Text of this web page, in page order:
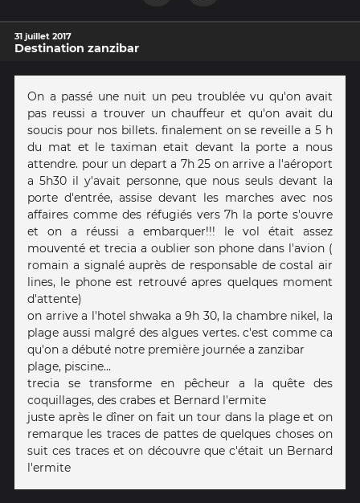
31 juillet 2017
Destination zanzibar
On a passé une nuit un peu troublée vu qu'on avait
pas reussi a trouver un chauffeur et qu'on avait du
soucis pour nos billets. finalement on se reveille a 5 h
du mat et le taximan etait devant la porte a nous
attendre. pour un depart a 7h 25 on arrive a l'aéroport
a 5h30 il y'avait personne, que nous seuls devant la
porte d'entrée, assise devant les marches avec nos
affaires comme des réfugiés vers 7h la porte s'ouvre
et on a réussi a embarquer!!! le vol était assez
mouventé et trecia a oublier son phone dans l'avion (
romain a signalé auprès de responsable de costal air
lines, le phone est retrouvé apres quelques moment
d'attente)
on arrive a l'hotel shwaka a 9h 30, la chambre nikel, la
plage aussi malgré des algues vertes. c'est comme ca
qu'on a débuté notre première journée a zanzibar
plage, piscine...
trecia se transforme en pêcheur a la quête des
coquillages, des crabes et Bernard l'ermite
juste après le dîner on fait un tour dans la plage et on
remarque les traces de pattes de quelques choses on
suit ces traces et on découvre que c'était un Bernard
l'ermite